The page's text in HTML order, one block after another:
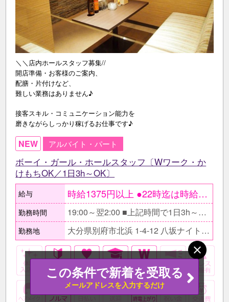
＼＼店内ホールスタッフ募集//
開店準備・お客様のご案内、
配膳・片付けなど、
難しい業務はありません♪
接客スキル・コミュニケーション能力を
磨きながらしっかり稼げるお仕事です♪
NEW アルバイト・パート
ボーイ・ガール・ホールスタッフ〔Wワーク・か
けもちOK／1日3h～OK〕
給与 時給1375円以上 ●22時迄は時給1100円 ○研修期間3ヵ月 〔未経験の方〕 時給1313円〔22時以降〕 時給1050円〔22時迄〕 【月収例】 ガッツリ稼ぐフリーターの方 時給1100円×3h+深夜時給1375円×4h ×月20日＝17万6000円 Wワーク・かけもち・副業希望の方 時給1375円×1日3h×週3日 =月収4万9500円 短い時間でちょこっと働きたい、 という方にもピッタリです！
勤務時間 19:00～翌2:00 ■上記時間で1日3h～相談に応じます！ □出勤時間・退勤時間、お気軽にご相談ください♪
勤務地 大分県別府市北浜 1-4-12 八坂ナイトタウンビル1F
この条件で新着を受取る
メールアドレスを入力するだけ